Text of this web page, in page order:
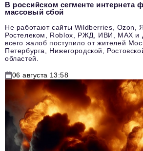
В российском сегменте интернета
массовый сбой
Не работают сайты Wildberries, Ozon,
Ростелеком, Roblox, РЖД, ИВИ, MAX и
всего жалоб поступило от жителей
Петербурга, Нижегородской,
областей.
06 августа 13:58